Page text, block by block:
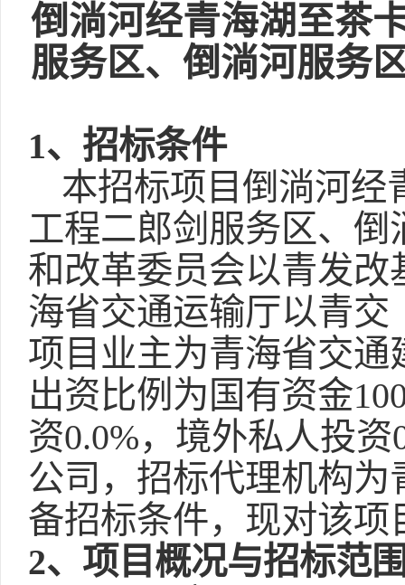
倒淌河经青海湖至茶
服务区、倒淌河服务
1、招标条件
本招标项目倒淌河经
工程二郎剑服务区、
和改革委员会以青发改
海省交通运输厅以青交
项目业主为青海省交
出资比例为国有资金
资0.0%，境外私人投
公司，招标代理机构
备招标条件，现对该
2、项目概况与招标范